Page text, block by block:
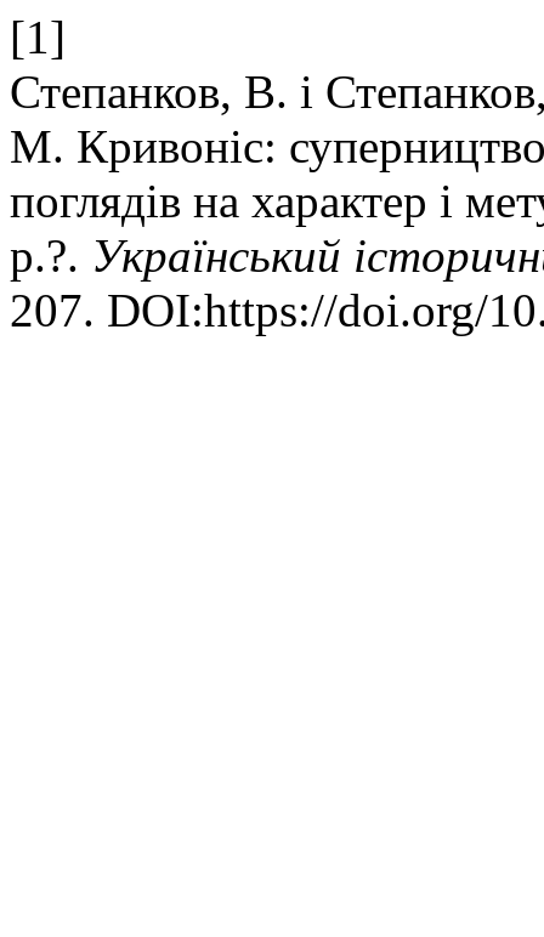
[1]
Степанков, В. і
М. Кривоніс:
поглядів на характер і
р.?. Український
207. DOI:https://doi.org/